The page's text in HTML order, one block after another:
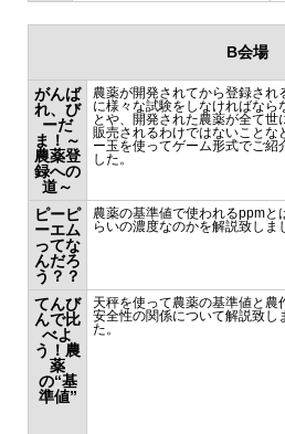
B会場
がんば
れ、び
ーだ
ま！～
農薬登
録への
道～
農薬が開発されてから登録され
に様々な試験をしなければなら
とや、開発された農薬が全て世
販売されるわけではないことな
ー玉を使ってゲーム形式でご紹
した。
ピーピ
ーエム
ってな
んだろ
う？？
農薬の基準値で使われるppmと
らいの濃度なのかを解説致しま
てんび
んで比
べよ
う！農
薬
の“基
準値”
天秤を使って農薬の基準値と農
安全性の関係について解説致し
た。